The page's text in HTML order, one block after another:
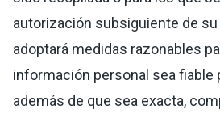
autorización subsiguiente de
adoptará medidas razonables
información personal sea fiable
además de que sea exacta,